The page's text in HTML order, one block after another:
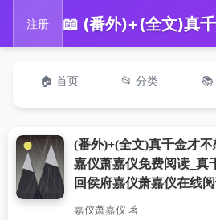
注册
🏠 首页 📂 分类 📚
(番外)+(全文)真千金才
嘉仪萧嘉仪免费阅读_真
回侯府嘉仪萧嘉仪在线
嘉仪萧嘉仪 著